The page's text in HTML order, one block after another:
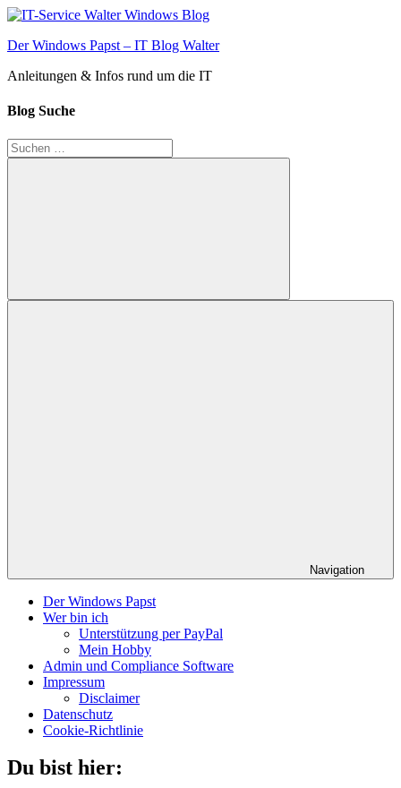
Zum
springen
Der Windows Papst – IT Blog Walter
Anleitungen & Infos rund um die IT
Blog Suche
Suchen
nach:
Suchen
Navigation
Der Windows Papst
Wer bin ich
Unterstützung per PayPal
Mein Hobby
Admin und Compliance Software
Impressum
Disclaimer
Datenschutz
Cookie-Richtlinie
Du bist hier: